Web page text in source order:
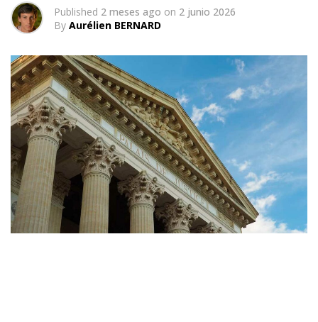
Published 2 meses ago on 2 junio 2026
By Aurélien BERNARD